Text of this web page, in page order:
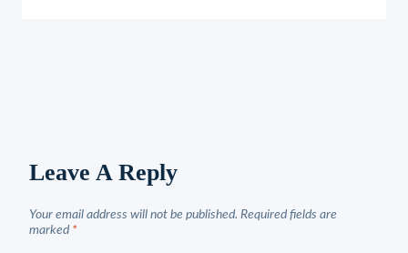
Leave A Reply
Your email address will not be published. Required fields are
marked *